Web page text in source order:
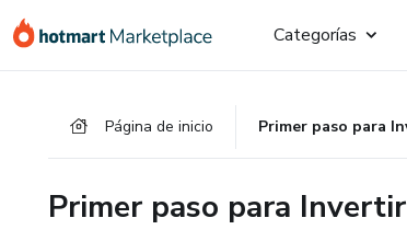
Categorías
Página de inicio
Primer paso para Invertir